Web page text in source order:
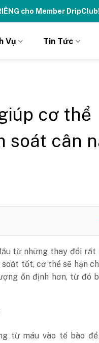
cho Member DripClub!
Vụ Tin Tức
cơ thể
soát cân
từ những thay đổi rất
tốt, cơ thể sẽ hạn
ổn định hơn, từ đó
từ máu vào tế bào